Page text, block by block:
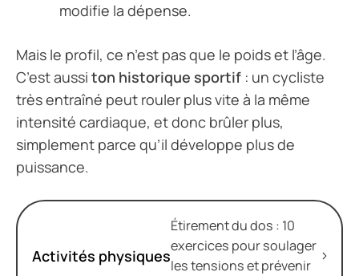
modifie la dépense.
Mais le profil, ce n’est pas que le poids et l’âge.
C’est aussi ton historique sportif : un cycliste
très entraîné peut rouler plus vite à la même
intensité cardiaque, et donc brûler plus,
simplement parce qu’il développe plus de
puissance.
Activités physiques
Étirement du dos : 10
exercices pour soulager
les tensions et prévenir